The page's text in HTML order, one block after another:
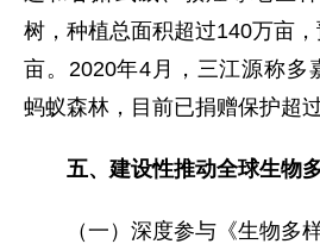
树，种植总面积超过140万亩
亩。2020年4月，三江源称多
蚂蚁森林，目前已捐赠保护超
五、建设性推动全球生物
（一）深度参与《生物多样